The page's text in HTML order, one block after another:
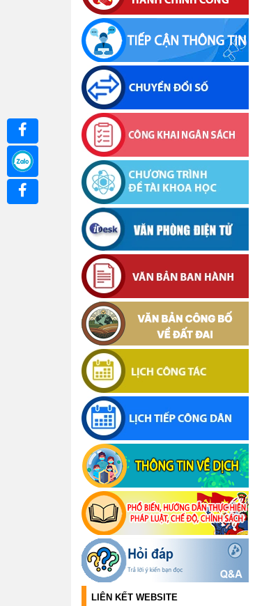
LIÊN KẾT WEBSITE